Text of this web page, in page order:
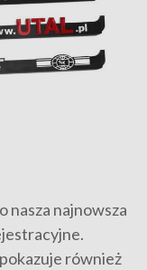
nasza najnowsza
również